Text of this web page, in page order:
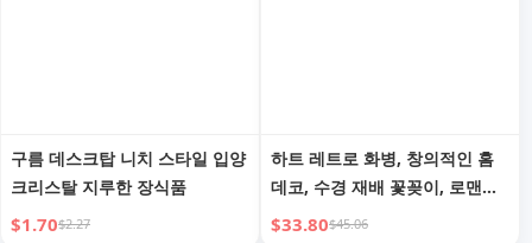
구름 데스크탑 니치 스타일 입양
크리스탈 지루한 장식품
$1.70$2.27
하트 레트로 화병, 창의적인 홈
데코, 수경 재배 꽃꽂이, 로맨틱
빈티지 물병
$33.80$45.06